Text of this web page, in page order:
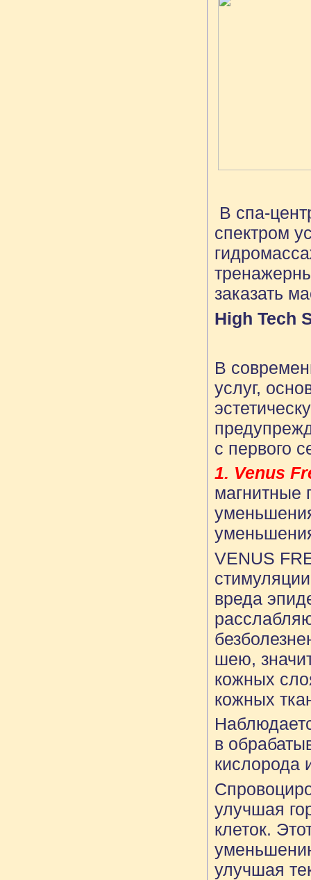
В спа-
спектром
заказать
High Tech
В
услуг,
с первого
1. Venus
магнитные
VENUS
вреда
шею,
кожных
кожных
в
кислорода
улучшая
клеток.
улучшая